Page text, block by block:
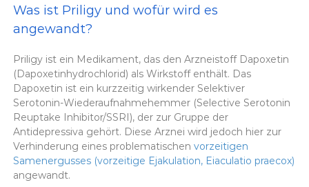
Was ist Priligy und wofür wird es
angewandt?
Priligy ist ein Medikament, das den Arzneistoff Dapoxetin
(Dapoxetinhydrochlorid) als Wirkstoff enthält. Das
Dapoxetin ist ein kurzzeitig wirkender Selektiver
Serotonin-Wiederaufnahmehemmer (Selective Serotonin
Reuptake Inhibitor/SSRI), der zur Gruppe der
Antidepressiva gehört. Diese Arznei wird jedoch hier zur
Verhinderung eines problematischen vorzeitigen
Samenergusses (vorzeitige Ejakulation, Eiaculatio praecox)
angewandt.